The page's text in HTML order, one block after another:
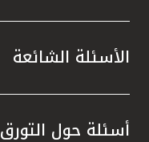
الأسئلة الشائعة
أسئلة حول التورق